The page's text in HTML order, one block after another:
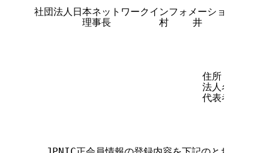
社団法人日本ネットワークインフォメーションセンタ
理事長        村    井      純
                            住所
                            法人名
                            代表者役職